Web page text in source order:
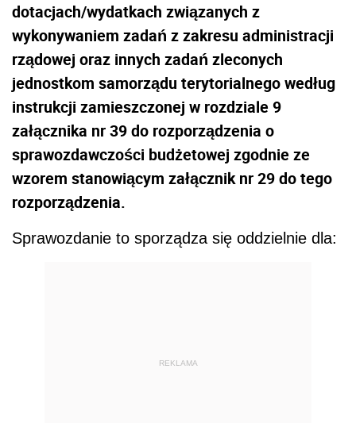
dotacjach/wydatkach związanych z
wykonywaniem zadań z zakresu administracji
rządowej oraz innych zadań zleconych
jednostkom samorządu terytorialnego według
instrukcji zamieszczonej w rozdziale 9
załącznika nr 39 do rozporządzenia o
sprawozdawczości budżetowej zgodnie ze
wzorem stanowiącym załącznik nr 29 do tego
rozporządzenia.
Sprawozdanie to sporządza się oddzielnie dla:
REKLAMA